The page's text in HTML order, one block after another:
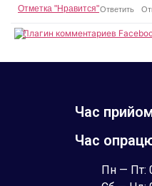
Отметка "Нравится"Ответить
Плагин комментариев
Час
Час
Пн — Пт: